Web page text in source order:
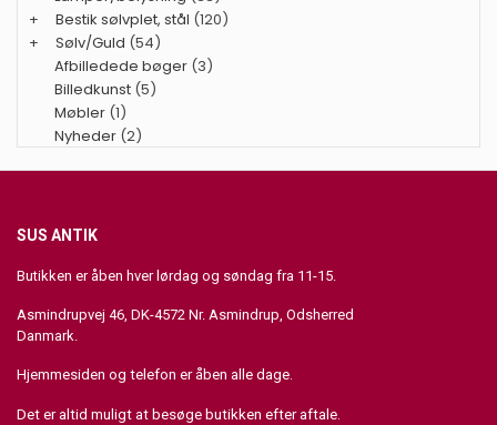
+
Bestik sølvplet, stål (120)
+
Sølv/Guld (54)
Afbilledede bøger (3)
Billedkunst (5)
Møbler (1)
Nyheder (2)
SUS ANTIK
Butikken er åben hver lørdag og søndag fra 11-15.
Asmindrupvej 46, DK-4572 Nr. Asmindrup, Odsherred
Danmark.
Hjemmesiden og telefon er åben alle dage.
Det er altid muligt at besøge butikken efter aftale.